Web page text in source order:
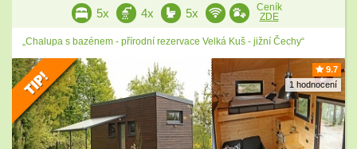
5x 4x 5x
Ceník
ZDE
„Chalupa s bazénem - přírodní rezervace Velká Kuš - jižní Čechy“
9.7
1 hodnocení